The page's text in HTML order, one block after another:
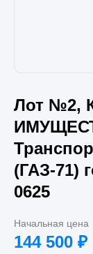
Лот №2,
(ГАЗ-71)
0625
Начальная цена
144 500 ₽